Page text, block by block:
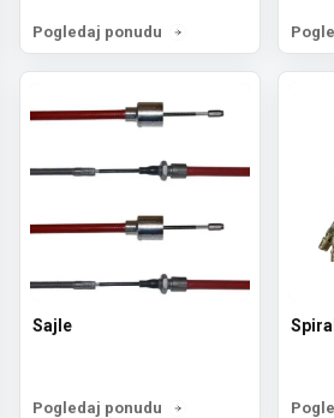
Pogledaj ponudu
Sajle
Pogledaj ponudu